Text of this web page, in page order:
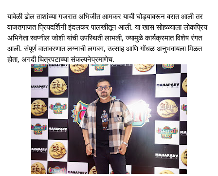
यावेळी ढोल ताशांच्या गजरात अभिजीत आमकर याची घोड्यावरून वरात आली तर
वाजतगाजत प्रियदर्शिनी इंदलकर पालखीतून आली. या खास सोहळ्याला लोकप्रिय
अभिनेता स्वप्नील जोशी यांची उपस्थिती लाभली, ज्यामुळे कार्यक्रमात विशेष रंगत
आली. संपूर्ण वातावरणात लग्नाची लगबग, उत्साह आणि गोंधळ अनुभवायला मिळत
होता, अगदी चित्रपटाच्या संकल्पनेप्रमाणेच.